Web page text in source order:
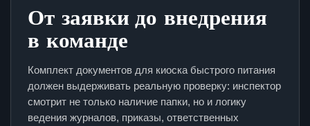
От заявки до внедрения
в команде
Комплект документов для киоска быстрого питания
должен выдерживать реальную проверку: инспектор
смотрит не только наличие папки, но и логику
ведения журналов, приказы, ответственных